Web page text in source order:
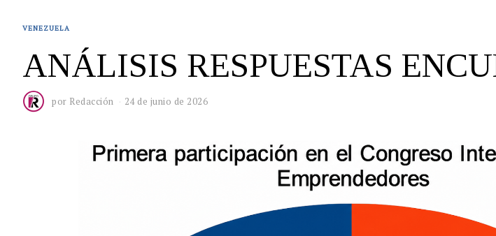
VENEZUELA
ANÁLISIS RESPUESTAS
por Redacción 24 de junio de 2026